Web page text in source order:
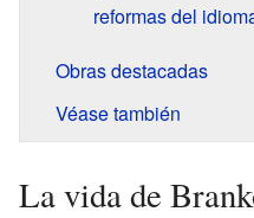
reformas del
Obras destacadas
Véase también
La vida de